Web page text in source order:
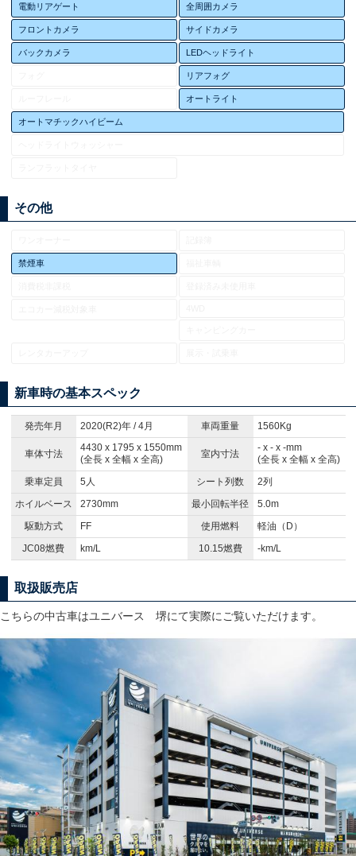
電動リアゲート 全周囲カメラ
フロントカメラ サイドカメラ
バックカメラ LEDヘッドライト
リアフォグ
オートライト
オートマチックハイビーム
その他
禁煙車
新車時の基本スペック
発売年月 2020(R2)年 / 4月 車両重量 1560Kg
車体寸法
4430 x 1795 x 1550mm
(全長 x 全幅 x 全高)
室内寸法
- x - x -mm
(全長 x 全幅 x 全高)
乗車定員
5人 シート列数
2列
ホイルベース
2730mm 最小回転半径
5.0m
駆動方式
FF 使用燃料
軽油（D）
JC08燃費
km/L 10.15燃費 -km/L
取扱販売店
こちらの中古車はユニバース 堺にて実際にご覧いただけます。